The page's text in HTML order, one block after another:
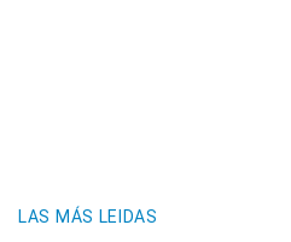
LAS MÁS LEIDAS